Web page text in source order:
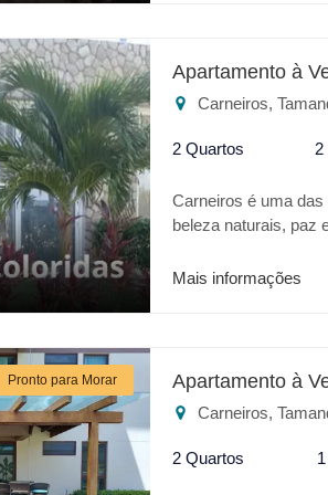
lazer ou para
lugar.
Apartamento à
Carneiros,
2 Quartos 2
Carneiros é uma
beleza naturais, paz
excelente
melhor lugar.
Mais informações
Pronto para Morar Apartamento à
Carneiros,
2 Quartos